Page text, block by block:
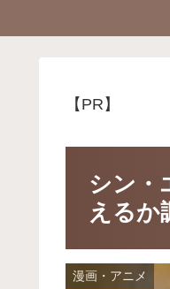
【PR】
シン・
えるか
漫画・アニメ